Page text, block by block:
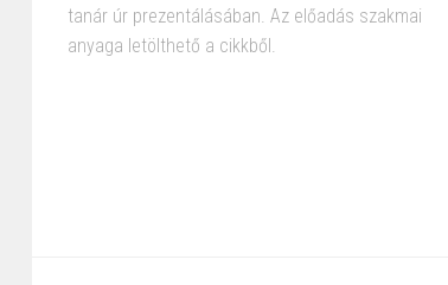
tanár úr prezentálásában. Az előadás szakmai
anyaga letölthető a cikkből.